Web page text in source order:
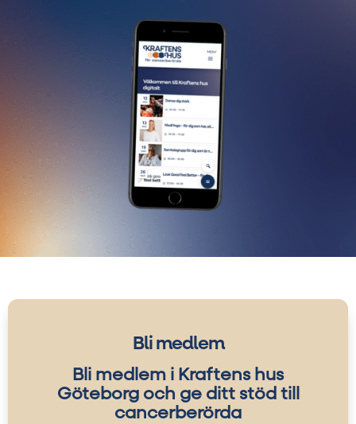
Bli medlem
Bli medlem i Kraftens hus
Göteborg och ge ditt stöd till
cancerberörda